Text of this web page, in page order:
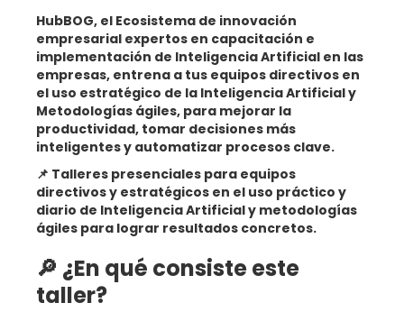
HubBOG, el Ecosistema de innovación
empresarial expertos en capacitación e
implementación de Inteligencia Artificial en las
empresas, entrena a tus equipos directivos en
el uso estratégico de la Inteligencia Artificial y
Metodologías ágiles, para mejorar la
productividad, tomar decisiones más
inteligentes y automatizar procesos clave.
📌 Talleres presenciales para equipos
directivos y estratégicos en el uso práctico y
diario de Inteligencia Artificial y metodologías
ágiles para lograr resultados concretos.
🔎 ¿En qué consiste este
taller?